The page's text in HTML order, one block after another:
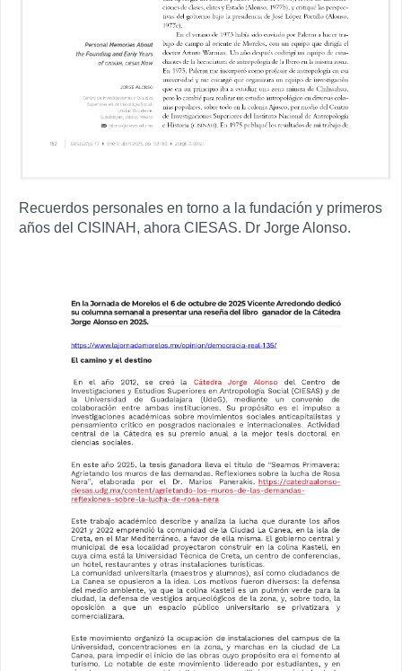
Recuerdos personales en torno a la fundación y primeros
años del CISINAH, ahora CIESAS. Dr Jorge Alonso.